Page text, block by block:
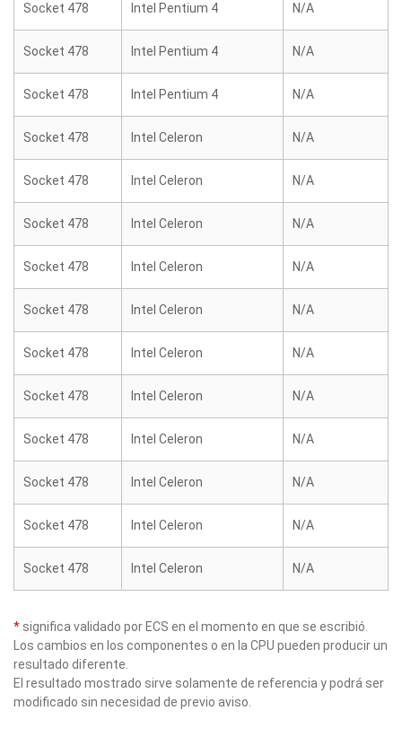
Socket 478 Intel Pentium 4 N/A
Socket 478 Intel Pentium 4 N/A
Socket 478 Intel Pentium 4 N/A
Socket 478 Intel Celeron N/A
Socket 478 Intel Celeron N/A
Socket 478 Intel Celeron N/A
Socket 478 Intel Celeron N/A
Socket 478 Intel Celeron N/A
Socket 478 Intel Celeron N/A
Socket 478 Intel Celeron N/A
Socket 478 Intel Celeron N/A
Socket 478 Intel Celeron N/A
Socket 478 Intel Celeron N/A
Socket 478 Intel Celeron N/A
* significa validado por ECS en el momento en que se escribió.
Los cambios en los componentes o en la CPU pueden producir un
resultado diferente.
El resultado mostrado sirve solamente de referencia y podrá ser
modificado sin necesidad de previo aviso.